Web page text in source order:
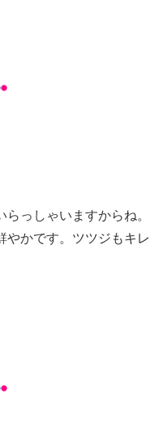
っしゃいますからね。
やかです。ツツジもキレ